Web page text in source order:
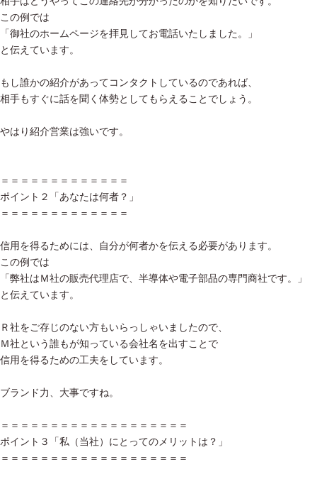
この例では
「御社のホームページを拝見してお電話いたしました。」
と伝えています。
もし誰かの紹介があってコンタクトしているのであれば、
相手もすぐに話を聞く体勢としてもらえることでしょう。
やはり紹介営業は強いです。
＝＝＝＝＝＝＝＝＝＝＝＝＝
ポイント２「あなたは何者？」
＝＝＝＝＝＝＝＝＝＝＝＝＝
信用を得るためには、自分が何者かを伝える必要があります。
この例では
「弊社はＭ社の販売代理店で、半導体や電子部品の専門商社です。」
と伝えています。
Ｒ社をご存じのない方もいらっしゃいましたので、
Ｍ社という誰もが知っている会社名を出すことで
信用を得るための工夫をしています。
ブランド力、大事ですね。
＝＝＝＝＝＝＝＝＝＝＝＝＝＝＝＝＝＝＝
ポイント３「私（当社）にとってのメリットは？」
＝＝＝＝＝＝＝＝＝＝＝＝＝＝＝＝＝＝＝